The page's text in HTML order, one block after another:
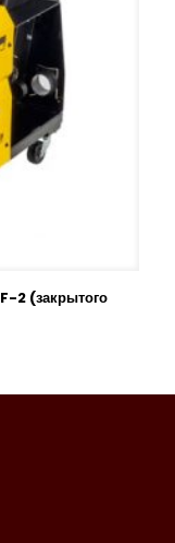
2 (закрытого